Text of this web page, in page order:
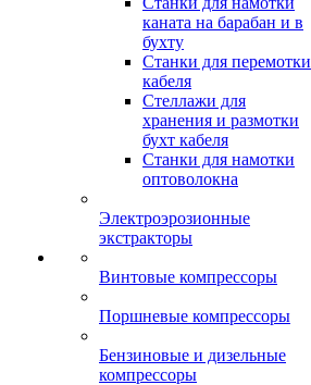
каната на барабан и в
бухту
Станки для перемотки
кабеля
Стеллажи для
хранения и размотки
бухт кабеля
Станки для намотки
оптоволокна
Электроэрозионные
экстракторы
Винтовые компрессоры
Поршневые компрессоры
Бензиновые и дизельные
компрессоры